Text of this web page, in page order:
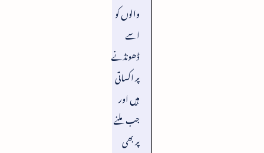
والوں کو
اسے
ڈھونڈنے
پر اکساتی
ہیں اور
جب ملنے
پر بھی